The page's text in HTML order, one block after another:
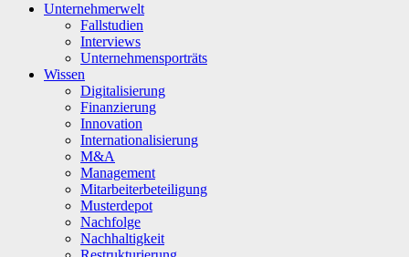
Unternehmerwelt
Fallstudien
Interviews
Unternehmensporträts
Wissen
Digitalisierung
Finanzierung
Innovation
Internationalisierung
M&A
Management
Mitarbeiterbeteiligung
Musterdepot
Nachfolge
Nachhaltigkeit